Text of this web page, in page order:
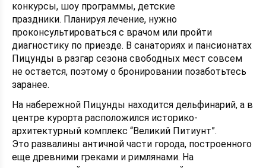
конкурсы, шоу программы, детские
праздники. Планируя лечение, нужно
проконсультироваться с врачом или пройти
диагностику по приезде. В санаториях и пансионатах
Пицунды в разгар сезона свободных мест совсем
не остается, поэтому о бронировании позаботьтесь
заранее.
На набережной Пицунды находится дельфинарий, а в
центре курорта расположился историко-
архитектурный комплекс “Великий Питиунт”.
Это развалины античной части города, построенного
еще древними греками и римлянами. На